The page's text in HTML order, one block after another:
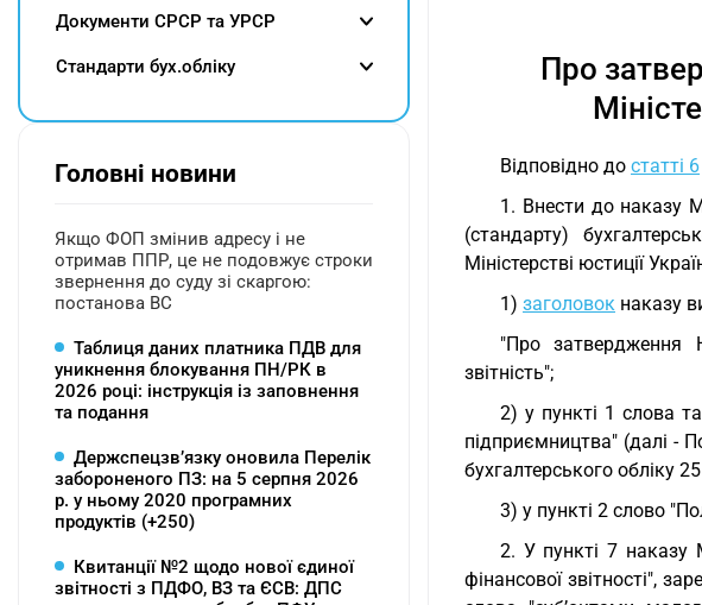
Про
Відповідно до статті 6
1. Внести до наказу
(стандарту)
Міністерстві юстиції
1) заголовок наказу
"Про затвердження
звітність";
2) у пункті 1 слова
підприємництва" (далі -
бухгалтерського обліку
3) у пункті 2 слово
2. У пункті 7 наказу
фінансової звітності",
Документи СРСР та УРСР
Cтандарти бух.обліку
Головні новини
Якщо ФОП змінив адресу і не
отримав ППР, це не подовжує строки
звернення до суду зі скаргою:
постанова ВС
Таблиця даних платника ПДВ для
уникнення блокування ПН/РК в
2026 році: інструкція із заповнення
та подання
Держспецзв’язку оновила Перелік
забороненого ПЗ: на 5 серпня 2026
р. у ньому 2020 програмних
продуктів (+250)
Квитанції №2 щодо нової єдиної
звітності з ПДФО, ВЗ та ЄСВ: ДПС